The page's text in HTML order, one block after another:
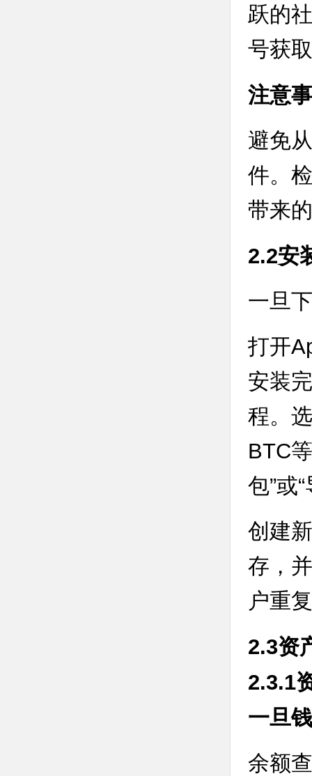
跃的
号获
注意
避免
件。
带来
2.2安
一旦
打开
安装
程。
BTC
包”或
创建
存，
户重
2.3资
2.3.1
一旦
余额